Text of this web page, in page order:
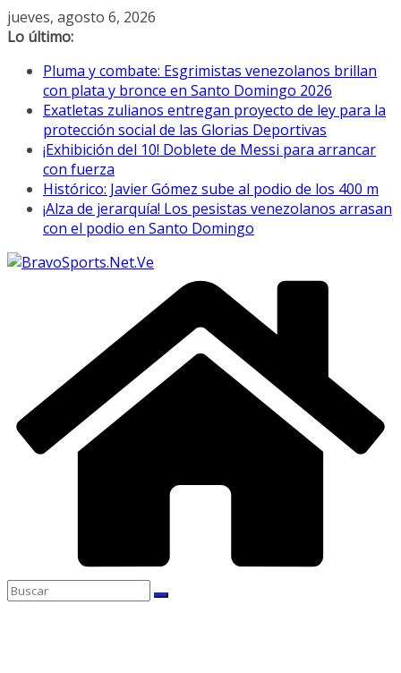
Saltar
al
jueves, agosto 6, 2026
Lo último:
Pluma y combate: Esgrimistas venezolanos brillan
con plata y bronce en Santo Domingo 2026
Exatletas zulianos entregan proyecto de ley para la
protección social de las Glorias Deportivas
¡Exhibición del 10! Doblete de Messi para arrancar
con fuerza
Histórico: Javier Gómez sube al podio de los 400 m
¡Alza de jerarquía! Los pesistas venezolanos arrasan
con el podio en Santo Domingo